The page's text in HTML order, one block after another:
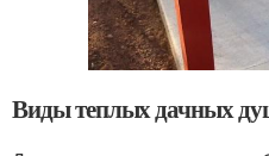
Виды теплых дачных